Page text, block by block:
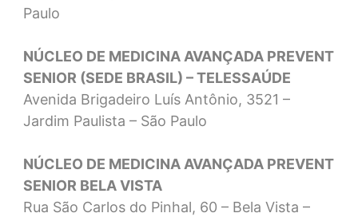
Paulo
NÚCLEO DE MEDICINA AVANÇADA PREVENT
SENIOR (SEDE BRASIL) – TELESSAÚDE
Avenida Brigadeiro Luís Antônio, 3521 –
Jardim Paulista – São Paulo
NÚCLEO DE MEDICINA AVANÇADA PREVENT
SENIOR BELA VISTA
Rua São Carlos do Pinhal, 60 – Bela Vista –